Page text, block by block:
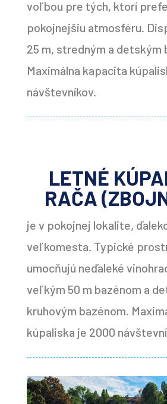
voľbou pre tých, ktorí
pokojnejšiu atmosféru.
25 m, stredným a detským
Maximálna kapacita
návštevníkov.
LETNÉ
RAČA
je v pokojnej lokalite,
veľkomesta. Typické
umocňujú neďaleké
veľkým 50 m bazénom a
kruhovým bazénom.
kúpaliska je 2000